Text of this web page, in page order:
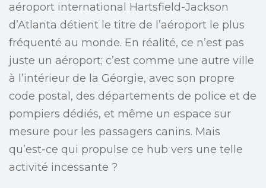
aéroport international Hartsfield-Jackson
d’Atlanta détient le titre de l’aéroport le plus
fréquenté au monde. En réalité, ce n’est pas
juste un aéroport; c’est comme une autre ville
à l’intérieur de la Géorgie, avec son propre
code postal, des départements de police et de
pompiers dédiés, et même un espace sur
mesure pour les passagers canins. Mais
qu’est-ce qui propulse ce hub vers une telle
activité incessante ?